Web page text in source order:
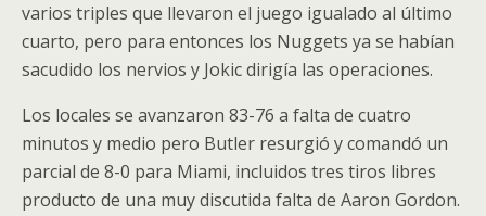
varios triples que llevaron el juego igualado al último
cuarto, pero para entonces los Nuggets ya se habían
sacudido los nervios y Jokic dirigía las operaciones.
Los locales se avanzaron 83-76 a falta de cuatro
minutos y medio pero Butler resurgió y comandó un
parcial de 8-0 para Miami, incluidos tres tiros libres
producto de una muy discutida falta de Aaron Gordon.